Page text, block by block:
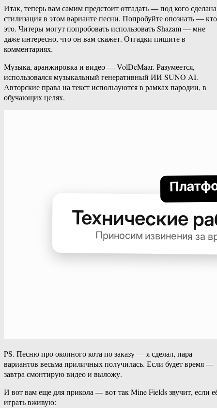
Итак, теперь вам самим предстоит отгадать — под кого сделана
стилизация в этом варианте песни. Попробуйте опознать — кто
это. Читеры могут попробовать использовать Shazam — мне
даже интересно, что он вам скажет. Отгадки пишите в
комментариях.
Музыка, аранжировка и видео — VolDeMaar. Разумеется,
использовался музыкальный генеративный ИИ SUNO AI.
Авторские права на текст используются в рамках пародии, в
обучающих целях.
PS. Песню про окопного кота по заказу — я сделал, пара
вариантов весьма приличных получилась. Если будет время —
завтра смонтирую видео и выложу.
И вот вам еще для прикола — вот так Mine Fields звучит, если
играть вживую: